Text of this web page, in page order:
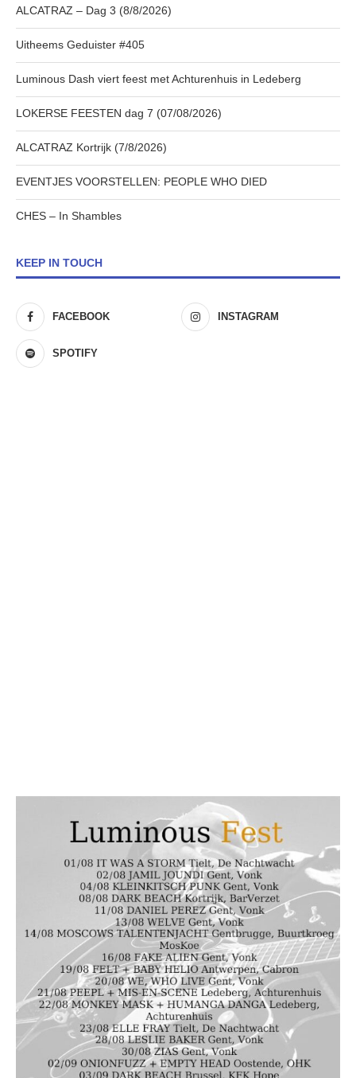
ALCATRAZ – Dag 3 (8/8/2026)
Uitheems Geduister #405
Luminous Dash viert feest met Achturenhuis in Ledeberg
LOKERSE FEESTEN dag 7 (07/08/2026)
ALCATRAZ Kortrijk (7/8/2026)
EVENTJES VOORSTELLEN: PEOPLE WHO DIED
CHES – In Shambles
KEEP IN TOUCH
FACEBOOK INSTAGRAM
SPOTIFY